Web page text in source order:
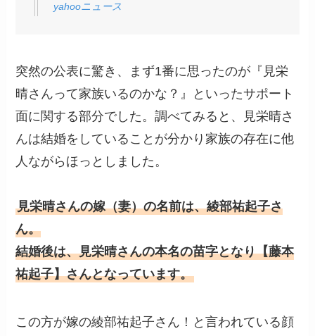
yahooニュース
突然の公表に驚き、まず1番に思ったのが『見栄
晴さんって家族いるのかな？』といったサポート
面に関する部分でした。調べてみると、見栄晴さ
んは結婚をしていることが分かり家族の存在に他
人ながらほっとしました。
見栄晴さんの嫁（妻）の名前は、綾部祐起子さ
ん。
結婚後は、見栄晴さんの本名の苗字となり【藤本
祐起子】さんとなっています。
この方が嫁の綾部祐起子さん！と言われている顔